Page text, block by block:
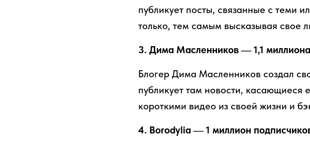
публикует посты, связанные с теми
только, тем самым высказывая свое
3. Дима Масленников — 1,1
Блогер Дима Масленников создал
публикует там новости, касающиеся
короткими видео из своей жизни и
4. Borodylia — 1 миллион